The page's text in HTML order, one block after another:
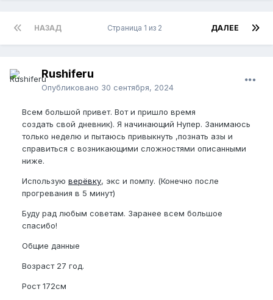
НАЗАД ДАЛЕЕ
Страница 1 из 2
Rushiferu
Опубликовано 30 сентября, 2024
Всем большой привет. Вот и пришло время
создать свой дневник). Я начинающий Нупер. Занимаюсь
только неделю и пытаюсь привыкнуть ,познать азы и
справиться с возникающими сложностями описанными
ниже.
Использую верёвку, экс и помпу. (Конечно после
прогревания в 5 минут)
Буду рад любым советам. Заранее всем большое
спасибо!
Общие данные
Возраст 27 год.
Рост 172см